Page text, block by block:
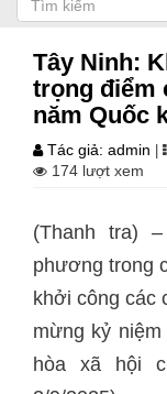
Tây Ninh:
trọng điểm
năm Quốc
Tác giả: admin
174 lượt xem
(Thanh tra)
phương trong
khởi công các
mừng kỷ
hòa xã hội